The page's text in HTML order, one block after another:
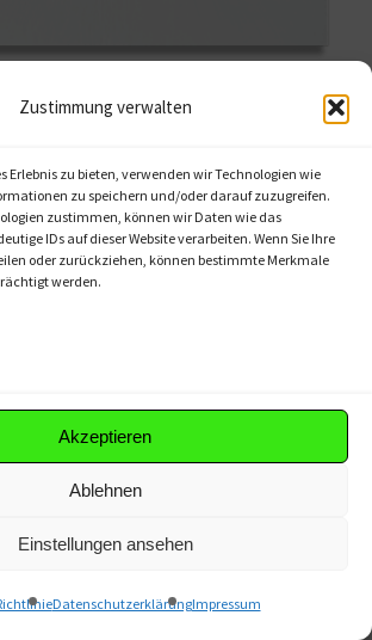
Zustimmung verwalten
Erlebnis zu bieten, verwenden wir Technologien wie
zu speichern und/oder darauf zuzugreifen.
zustimmen, können wir Daten wie das
IDs auf dieser Website verarbeiten. Wenn Sie Ihre
oder zurückziehen, können bestimmte Merkmale
werden.
Akzeptieren
Ablehnen
Einstellungen ansehen
DatenschutzerklärungImpressum
Google will
und Online-Redakteur:innen
persönlichen
für die Texterstellung, die
deutlich erhöhen